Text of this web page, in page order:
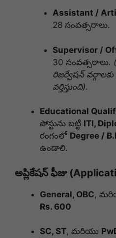
Assistant /
28 సంవత్సరాలు.
Supervisor /
30 సంవత్సరాలు.
రిజర్వేషన్
వర్తిస్తుంది).
Educational
పోస్టును బట్టి ITI,
రంగంలో Degree /
ఉండాలి.
అప్లికేషన్ ఫీజు
General, OBC,
Rs. 600
SC, ST, మరియు